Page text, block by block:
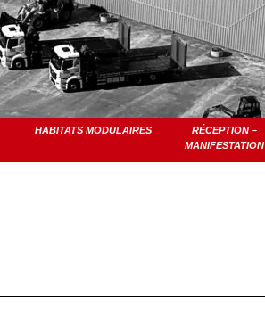
HABITATS MODULAIRES
RÉCEPTION –
MANIFESTATION